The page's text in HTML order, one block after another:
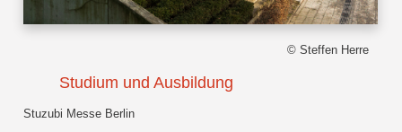
© Steffen Herre
Studium und Ausbildung
Stuzubi Messe Berlin